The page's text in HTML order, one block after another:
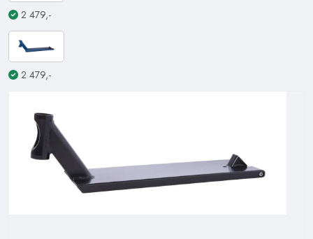
2 479,-
2 479,-